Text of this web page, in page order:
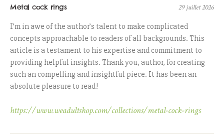
Metal cock rings 29 juillet 2026
I’m in awe of the author’s talent to make complicated
concepts approachable to readers of all backgrounds. This
article is a testament to his expertise and commitment to
providing helpful insights. Thank you, author, for creating
such an compelling and insightful piece. It has been an
absolute pleasure to read!
https://www.weadultshop.com/collections/metal-cock-rings